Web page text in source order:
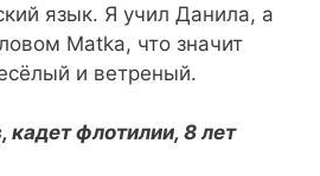
язык. Я учил Данила, а
Matka, что значит
и ветреный.
кадет флотилии, 8 лет